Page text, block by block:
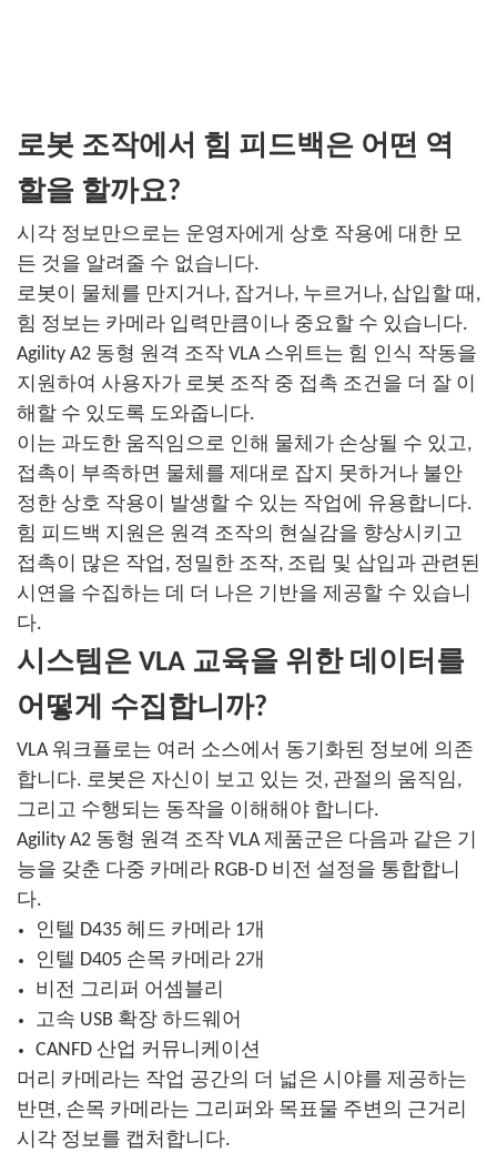
로봇 조작에서 힘 피드백은 어떤 역
할을 할까요?
시각 정보만으로는 운영자에게 상호 작용에 대한 모
든 것을 알려줄 수 없습니다.
로봇이 물체를 만지거나, 잡거나, 누르거나, 삽입할 때,
힘 정보는 카메라 입력만큼이나 중요할 수 있습니다.
Agility A2 동형 원격 조작 VLA 스위트는 힘 인식 작동을
지원하여 사용자가 로봇 조작 중 접촉 조건을 더 잘 이
해할 수 있도록 도와줍니다.
이는 과도한 움직임으로 인해 물체가 손상될 수 있고,
접촉이 부족하면 물체를 제대로 잡지 못하거나 불안
정한 상호 작용이 발생할 수 있는 작업에 유용합니다.
힘 피드백 지원은 원격 조작의 현실감을 향상시키고
접촉이 많은 작업, 정밀한 조작, 조립 및 삽입과 관련된
시연을 수집하는 데 더 나은 기반을 제공할 수 있습니
다.
시스템은 VLA 교육을 위한 데이터를
어떻게 수집합니까?
VLA 워크플로는 여러 소스에서 동기화된 정보에 의존
합니다. 로봇은 자신이 보고 있는 것, 관절의 움직임,
그리고 수행되는 동작을 이해해야 합니다.
Agility A2 동형 원격 조작 VLA 제품군은 다음과 같은 기
능을 갖춘 다중 카메라 RGB-D 비전 설정을 통합합니
다.
인텔 D435 헤드 카메라 1개
인텔 D405 손목 카메라 2개
비전 그리퍼 어셈블리
고속 USB 확장 하드웨어
CANFD 산업 커뮤니케이션
머리 카메라는 작업 공간의 더 넓은 시야를 제공하는
반면, 손목 카메라는 그리퍼와 목표물 주변의 근거리
시각 정보를 캡처합니다.